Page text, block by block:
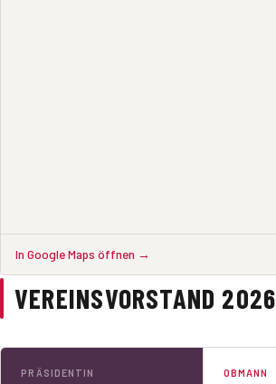
In Google Maps öffnen →
VEREINSVORSTAND 2026
PRÄSIDENTIN OBMANN